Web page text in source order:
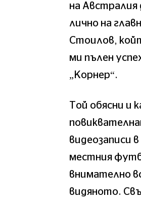
на Австралия
лично на
Стоилов,
ми пълен
„Корнер“.
Той обясни и
видеозаписи
местния
внимателно
видяното.